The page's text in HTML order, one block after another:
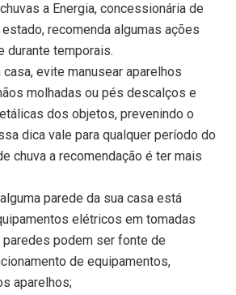
a Energia, concessionária de
recomenda algumas ações
durante temporais.
evite manusear aparelhos
molhadas ou pés descalços e
dos objetos, prevenindo o
dica vale para qualquer período do
chuva a recomendação é ter mais
parede da sua casa está
elétricos em tomadas
paredes podem ser fonte de
de equipamentos,
aparelhos;